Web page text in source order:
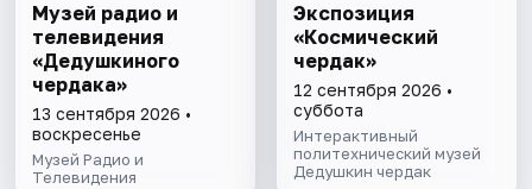
Музей радио и
телевидения
«Дедушкиного
чердака»
13 сентября 2026 •
воскресенье
Музей Радио и
Телевидения
Экспозиция
«Космический
чердак»
12 сентября 2026 •
суббота
Интерактивный
политехнический музей
Дедушкин чердак